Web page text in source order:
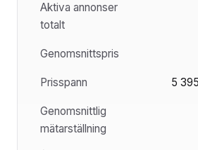
Aktiva annonser
totalt
Genomsnittspris
Prisspann 5
Genomsnittlig
mätarställning